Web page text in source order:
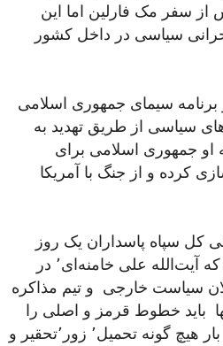
از سفر مک فارلین اما این
سیاسی در داخل کشور
سیمای جمهوری اسلامی
سیاسی از طریق تهدید به
او جمهوری اسلامی برای
‌قدرت‌سازی کرده و از جنگ با آمریکا
کل سپاه پاسداران یک روز
پس از‌ آن مطرح می‌شود که آیت‌الله علی خامنه‌ای٬ در
سیاست خارجی و تیم مذاکره
باید خطوط قرمز و اصلی را
به دقت رعایت کنند و زیر بار هیچ گونه تحمیل٬ زور٬‌تحقیر و